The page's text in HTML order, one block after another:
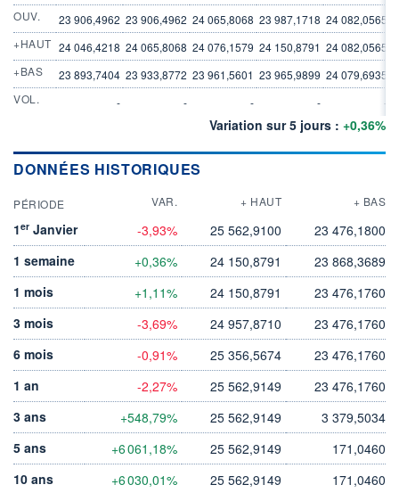
OUV.
23 906,4962 23 906,4962 24 065,8068 23 987,1718 24 082,0565
+HAUT 24 046,4218 24 065,8068 24 076,1579 24 150,8791 24 082,0565
+BAS
23 893,7404 23 933,8772 23 961,5601 23 965,9899 24 079,6935
VOL.
- - - - -
Variation sur 5 jours : +0,36%
DONNÉES HISTORIQUES
PÉRIODE VAR. + HAUT + BAS
1er Janvier -3,93% 25 562,9100
23 476,1800
1 semaine
+0,36% 24 150,8791
23 868,3689
1 mois
+1,11% 24 150,8791
23 476,1760
3 mois
-3,69% 24 957,8710
23 476,1760
6 mois
-0,91% 25 356,5674
23 476,1760
1 an
-2,27% 25 562,9149
23 476,1760
3 ans
+548,79% 25 562,9149
3 379,5034
5 ans
+6 061,18% 25 562,9149
171,0460
10 ans
+6 030,01% 25 562,9149
171,0460